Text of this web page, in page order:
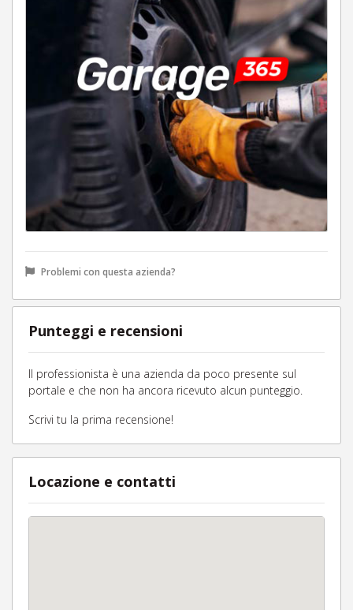
Problemi con questa azienda?
Punteggi e recensioni
Il professionista è una azienda da poco presente sul
portale e che non ha ancora ricevuto alcun punteggio.
Scrivi tu la prima recensione!
Locazione e contatti